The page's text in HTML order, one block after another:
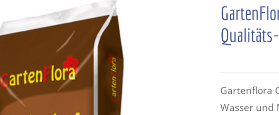
Gartenflora
Wasser und
Kundenmitteilung zu